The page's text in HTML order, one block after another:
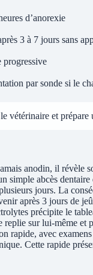
d’anorexie
3 à 7 jours sans
progressive
par sonde si le
vétérinaire et prépare
anodin, il révèle
simple abcès
jours. La
après 3 jours de
précipite le
replie sur lui-même
rapide, avec
Cette rapide